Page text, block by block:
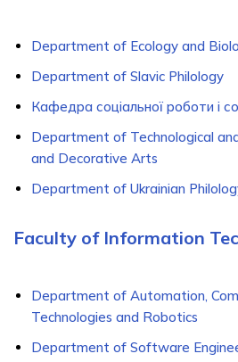
Department of Ecology and
Department of Slavic Philology
Кафедра соціальної роботи і
Department of Technological
and Decorative Arts
Department of Ukrainian
Faculty of Information
Department of Automation,
Technologies and Robotics
Department of Software